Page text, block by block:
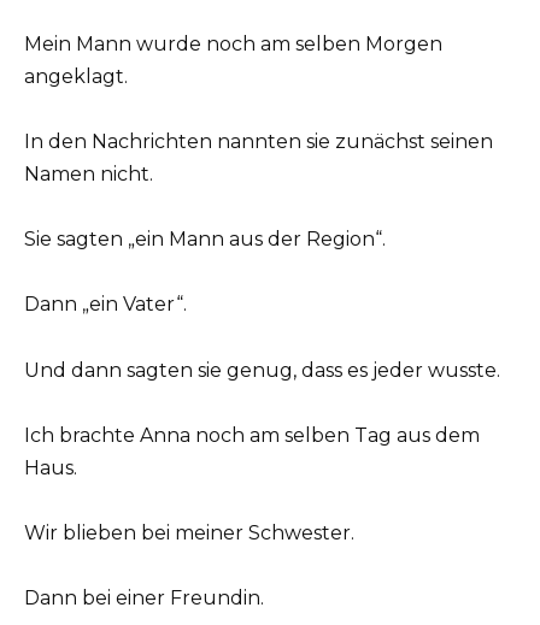
Mein Mann wurde noch am selben Morgen
angeklagt.
In den Nachrichten nannten sie zunächst seinen
Namen nicht.
Sie sagten „ein Mann aus der Region“.
Dann „ein Vater“.
Und dann sagten sie genug, dass es jeder wusste.
Ich brachte Anna noch am selben Tag aus dem
Haus.
Wir blieben bei meiner Schwester.
Dann bei einer Freundin.